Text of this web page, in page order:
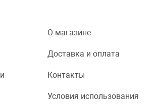
О магазине
Доставка и оплата
Контакты
Условия использования